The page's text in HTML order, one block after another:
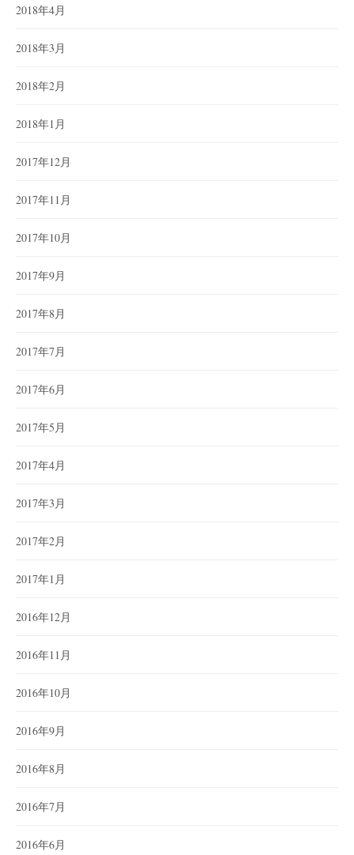
2018年4月
2018年3月
2018年2月
2018年1月
2017年12月
2017年11月
2017年10月
2017年9月
2017年8月
2017年7月
2017年6月
2017年5月
2017年4月
2017年3月
2017年2月
2017年1月
2016年12月
2016年11月
2016年10月
2016年9月
2016年8月
2016年7月
2016年6月